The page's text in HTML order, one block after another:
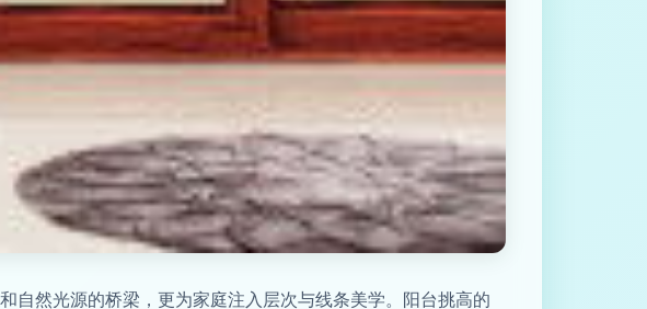
自然光源的桥梁，更为家庭注入层次与线条美学。阳台挑高的